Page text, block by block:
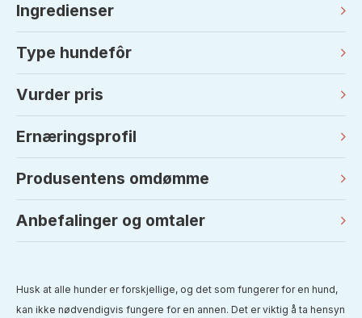
Ingredienser
Type hundefôr
Vurder pris
Ernæringsprofil
Produsentens omdømme
Anbefalinger og omtaler
Husk at alle hunder er forskjellige, og det som fungerer for en hund,
kan ikke nødvendigvis fungere for en annen. Det er viktig å ta hensyn